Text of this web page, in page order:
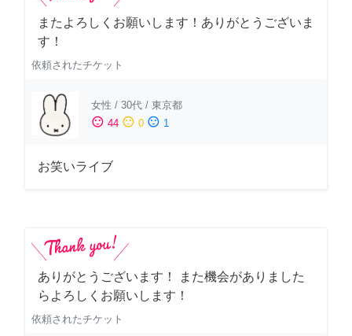
またよろしくお願いします！ありがとうございま
す！
依頼されたチケット
女性 / 30代 / 東京都
sentiment_satisfied 44 sentiment_neutral 0 sentiment_dissatisfied 1
お笑いライブ
ありがとうございます！ また機会がありました
らよろしくお願いします！
依頼されたチケット